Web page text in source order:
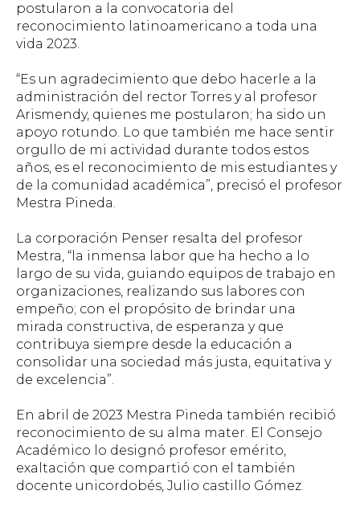
postularon a la convocatoria del
reconocimiento latinoamericano a toda una
vida 2023.
“Es un agradecimiento que debo hacerle a la
administración del rector Torres y al profesor
Arismendy, quienes me postularon; ha sido un
apoyo rotundo. Lo que también me hace sentir
orgullo de mi actividad durante todos estos
años, es el reconocimiento de mis estudiantes y
de la comunidad académica”, precisó el profesor
Mestra Pineda.
La corporación Penser resalta del profesor
Mestra, “la inmensa labor que ha hecho a lo
largo de su vida, guiando equipos de trabajo en
organizaciones, realizando sus labores con
empeño; con el propósito de brindar una
mirada constructiva, de esperanza y que
contribuya siempre desde la educación a
consolidar una sociedad más justa, equitativa y
de excelencia”.
En abril de 2023 Mestra Pineda también recibió
reconocimiento de su alma mater. El Consejo
Académico lo designó profesor emérito,
exaltación que compartió con el también
docente unicordobés, Julio castillo Gómez.